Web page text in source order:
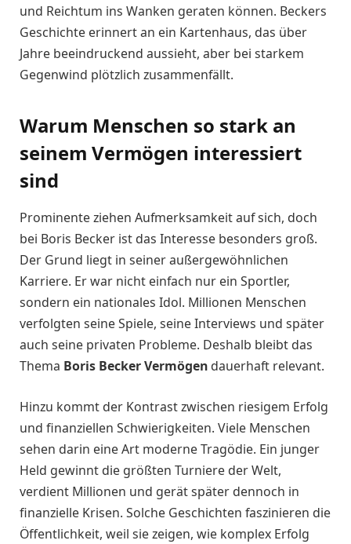
und Reichtum ins Wanken geraten können. Beckers
Geschichte erinnert an ein Kartenhaus, das über
Jahre beeindruckend aussieht, aber bei starkem
Gegenwind plötzlich zusammenfällt.
Warum Menschen so stark an
seinem Vermögen interessiert
sind
Prominente ziehen Aufmerksamkeit auf sich, doch
bei Boris Becker ist das Interesse besonders groß.
Der Grund liegt in seiner außergewöhnlichen
Karriere. Er war nicht einfach nur ein Sportler,
sondern ein nationales Idol. Millionen Menschen
verfolgten seine Spiele, seine Interviews und später
auch seine privaten Probleme. Deshalb bleibt das
Thema Boris Becker Vermögen dauerhaft relevant.
Hinzu kommt der Kontrast zwischen riesigem Erfolg
und finanziellen Schwierigkeiten. Viele Menschen
sehen darin eine Art moderne Tragödie. Ein junger
Held gewinnt die größten Turniere der Welt,
verdient Millionen und gerät später dennoch in
finanzielle Krisen. Solche Geschichten faszinieren die
Öffentlichkeit, weil sie zeigen, wie komplex Erfolg